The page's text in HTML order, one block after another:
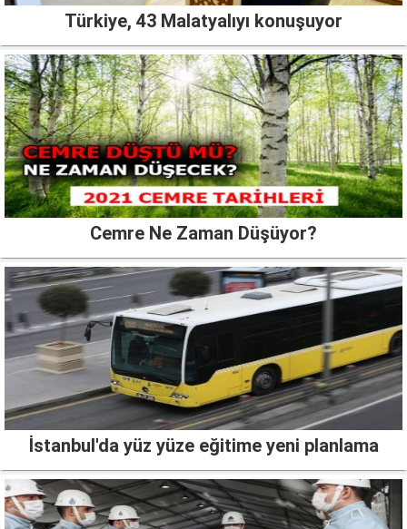
Türkiye, 43 Malatyalıyı konuşuyor
Cemre Ne Zaman Düşüyor?
İstanbul'da yüz yüze eğitime yeni planlama